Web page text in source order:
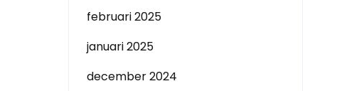
februari 2025
januari 2025
december 2024